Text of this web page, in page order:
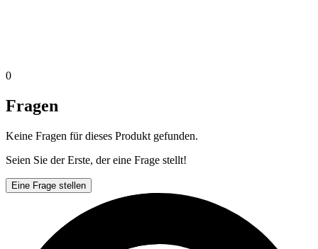
0
Fragen
Keine Fragen für dieses Produkt gefunden.
Seien Sie der Erste, der eine Frage stellt!
Eine Frage stellen